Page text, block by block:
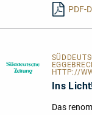
PDF-
HTTP://
Ins
Das